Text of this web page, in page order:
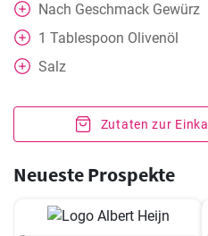
Nach Geschmack Gewürz
1 Tablespoon Olivenöl
Salz
Zutaten zur
Neueste Prospekte